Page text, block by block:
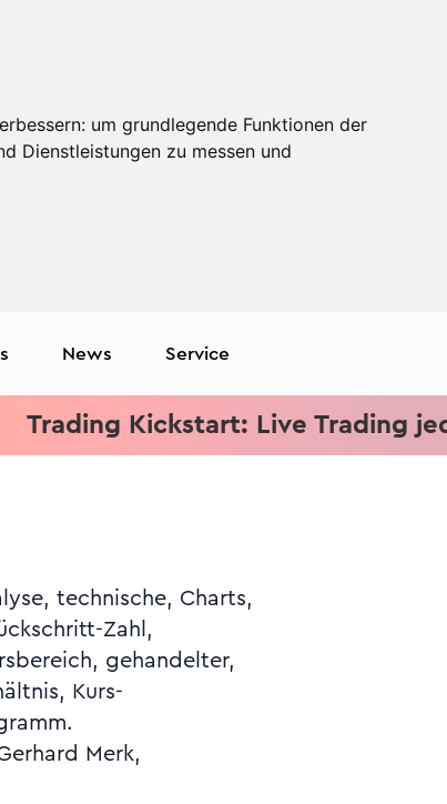
um grundlegende Funktionen der
Dienstleistungen zu messen und
News Service
Kickstart: Live Trading jeden
Merk,